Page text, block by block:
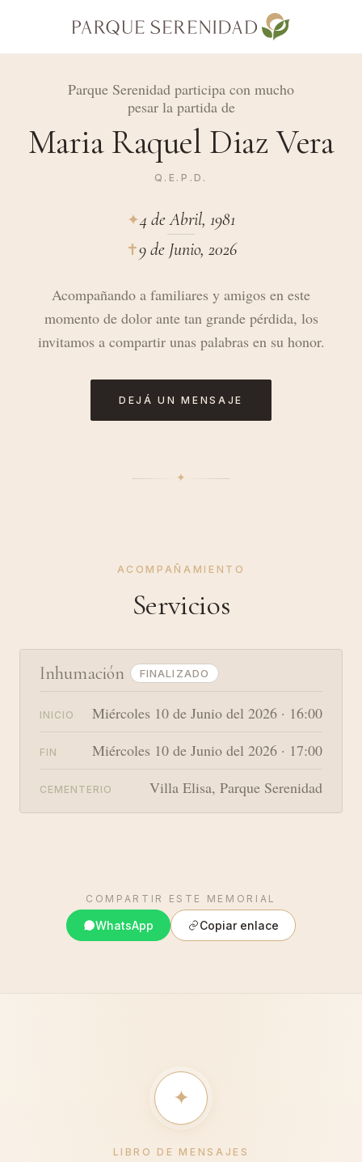
Parque Serenidad participa con mucho
pesar la partida de
Maria Raquel Diaz Vera
Q.E.P.D.
✦︎4 de Abril, 1981
✝︎9 de Junio, 2026
Acompañando a familiares y amigos en este
momento de dolor ante tan grande pérdida, los
invitamos a compartir unas palabras en su honor.
DEJÁ UN MENSAJE
✦︎
ACOMPAÑAMIENTO
Servicios
Inhumación FINALIZADO
INICIO Miércoles 10 de Junio del 2026 · 16:00
FIN Miércoles 10 de Junio del 2026 · 17:00
CEMENTERIO Villa Elisa, Parque Serenidad
COMPARTIR ESTE MEMORIAL
WhatsApp Copiar enlace
✦︎
LIBRO DE MENSAJES